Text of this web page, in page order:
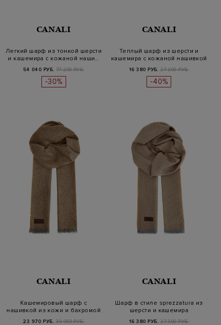
CANALI
Легкий шарф из тонкой шерсти
и кашемира с кожаной наши…
54 040 РУБ. 77 200 РУБ.
-30%
CANALI
Теплый шарф из шерсти и
кашемира с кожаной нашивкой
16 380 РУБ. 27 300 РУБ.
-40%
CANALI
Кашемировый шарф с
нашивкой из кожи и бахромой
23 970 РУБ. 39 950 РУБ.
CANALI
Шарф в стиле sprezzatura из
шерсти и кашемира
16 380 РУБ. 27 300 РУБ.